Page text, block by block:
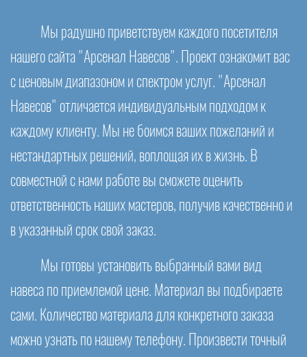
Мы радушно приветствуем каждого посетителя
нашего сайта "Арсенал Навесов". Проект ознакомит вас
с ценовым диапазоном и спектром услуг. "Арсенал
Навесов" отличается индивидуальным подходом к
каждому клиенту. Мы не боимся ваших пожеланий и
нестандартных решений, воплощая их в жизнь. В
совместной с нами работе вы сможете оценить
ответственность наших мастеров, получив качественно и
в указанный срок свой заказ.
Мы готовы установить выбранный вами вид
навеса по приемлемой цене. Материал вы подбираете
сами. Количество материала для конкретного заказа
можно узнать по нашему телефону. Произвести точный